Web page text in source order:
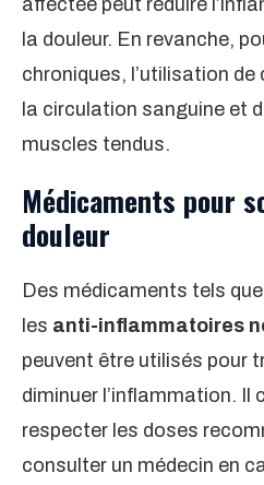
affectée peut réduire
la douleur. En revanche,
chroniques, l’utilisation
la circulation sanguine et
muscles tendus.
Médicaments pour
douleur
Des médicaments tels
les anti-inflammatoires
peuvent être utilisés pour
diminuer l’inflammation.
respecter les doses
consulter un médecin en